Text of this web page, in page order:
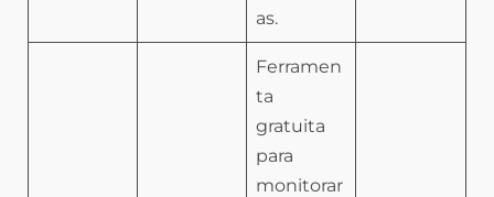
as.
Ferramen
ta
gratuita
para
monitorar